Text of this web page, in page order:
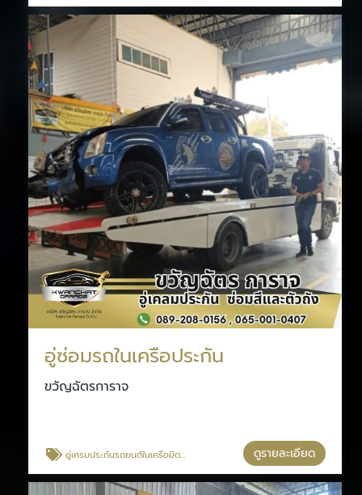
อู่ซ่อมรถในเครือประกัน
ขวัญฉัตรการาจ
อู่เครมประกันรถยนต์ในเครือมิตรแท้ ดูรายละเอียด